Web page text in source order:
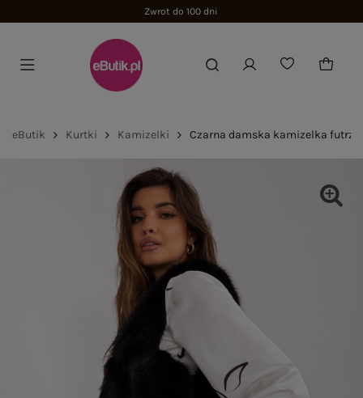
eButik Kurtki Kamizelki Czarna damska kamizelka